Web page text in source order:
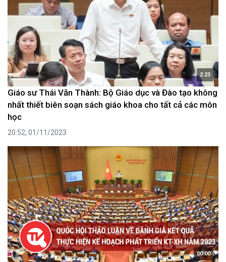
2:23
Giáo sư Thái Văn Thành: Bộ Giáo dục và Đào tạo không
nhất thiết biên soạn sách giáo khoa cho tất cả các môn
học
20:52, 01/11/2023
00:00